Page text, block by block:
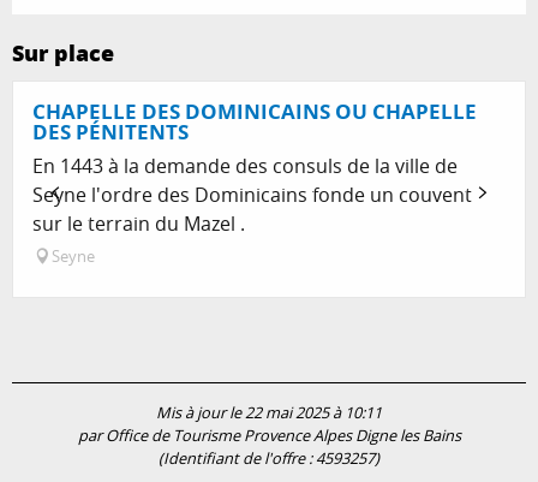
Sur place
CHAPELLE DES DOMINICAINS OU CHAPELLE
DES PÉNITENTS
En 1443 à la demande des consuls de la ville de
Seyne l'ordre des Dominicains fonde un couvent
sur le terrain du Mazel .
Seyne
Mis à jour le 22 mai 2025 à 10:11
par Office de Tourisme Provence Alpes Digne les Bains
(Identifiant de l'offre :4593257)